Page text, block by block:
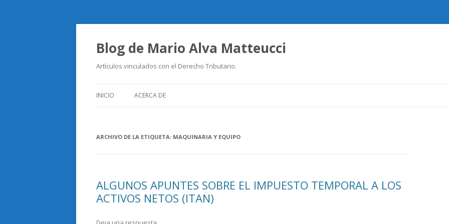
Blog de Mario Alva Matteucci
Artículos vinculados con el Derecho Tributario.
INICIO ACERCA DE
ARCHIVO DE LA ETIQUETA: MAQUINARIA Y EQUIPO
ALGUNOS APUNTES SOBRE EL IMPUESTO TEMPORAL A LOS
ACTIVOS NETOS (ITAN)